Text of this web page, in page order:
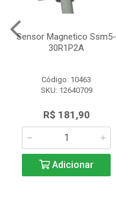
Sensor Magnetico Ssm5-
30R1P2A
Código: 10463
SKU: 12640709
R$ 181,90
Adicionar